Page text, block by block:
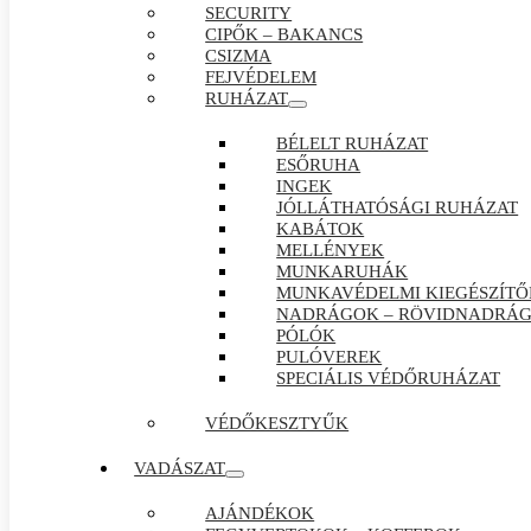
SECURITY
CIPŐK – BAKANCS
CSIZMA
FEJVÉDELEM
RUHÁZAT
BÉLELT RUHÁZAT
ESŐRUHA
INGEK
JÓLLÁTHATÓSÁGI RUHÁZAT
KABÁTOK
MELLÉNYEK
MUNKARUHÁK
MUNKAVÉDELMI
NADRÁGOK –
PÓLÓK
PULÓVEREK
SPECIÁLIS VÉDŐRUHÁZAT
VÉDŐKESZTYŰK
VADÁSZAT
AJÁNDÉKOK